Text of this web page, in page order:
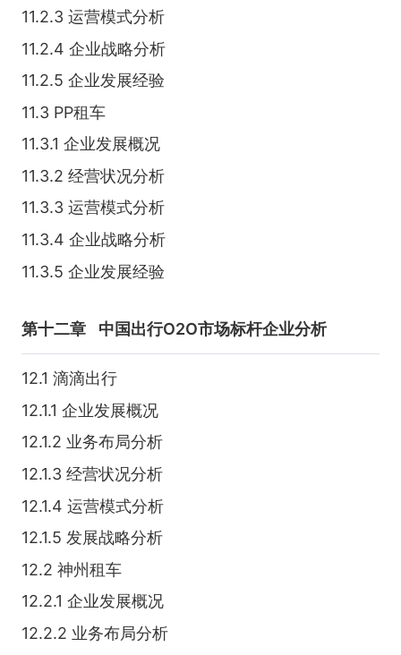
11.2.3 运营模式分析
11.2.4 企业战略分析
11.2.5 企业发展经验
11.3 PP租车
11.3.1 企业发展概况
11.3.2 经营状况分析
11.3.3 运营模式分析
11.3.4 企业战略分析
11.3.5 企业发展经验
第十二章 中国出行O2O市场标杆企业分析
12.1 滴滴出行
12.1.1 企业发展概况
12.1.2 业务布局分析
12.1.3 经营状况分析
12.1.4 运营模式分析
12.1.5 发展战略分析
12.2 神州租车
12.2.1 企业发展概况
12.2.2 业务布局分析